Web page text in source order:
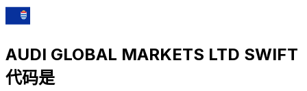
AUDI GLOBAL MARKETS LTD SWIFT
代码是